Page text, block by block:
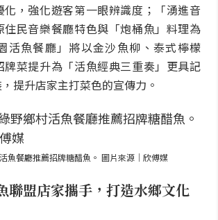
化，強化遊客第一眼辨識度；「湧進音
住民音樂餐廳特色與「炮桶魚」料理為
活魚餐廳」將以金沙魚柳、泰式檸檬
牌菜提升為「活魚經典三重奏」更具記
提升店家主打菜色的宣傳力。
魚餐廳推薦招牌糖醋魚。 圖片來源｜欣傅媒
聯盟店家攜手，打造水鄉文化